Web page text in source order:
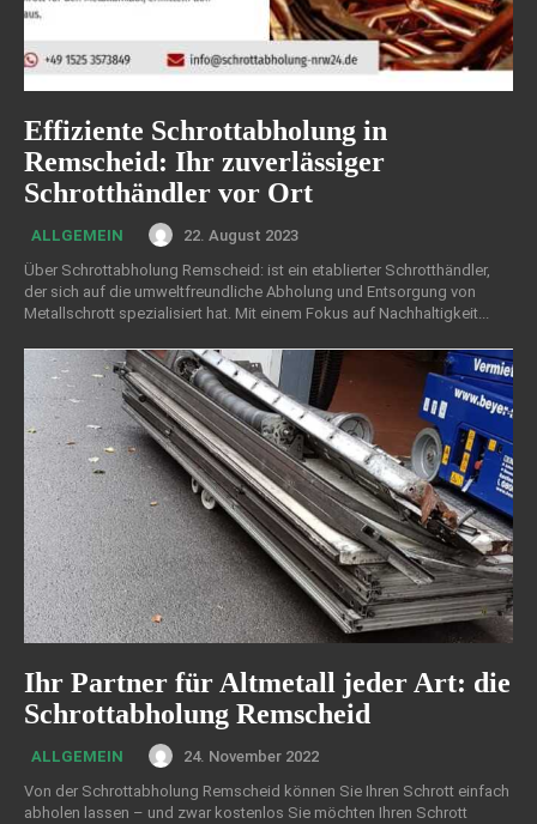
Effiziente Schrottabholung in
Remscheid: Ihr zuverlässiger
Schrotthändler vor Ort
ALLGEMEIN
22. August 2023
Über Schrottabholung Remscheid: ist ein etablierter Schrotthändler,
der sich auf die umweltfreundliche Abholung und Entsorgung von
Metallschrott spezialisiert hat. Mit einem Fokus auf Nachhaltigkeit...
Ihr Partner für Altmetall jeder Art: die
Schrottabholung Remscheid
ALLGEMEIN
24. November 2022
Von der Schrottabholung Remscheid können Sie Ihren Schrott einfach
abholen lassen – und zwar kostenlos Sie möchten Ihren Schrott